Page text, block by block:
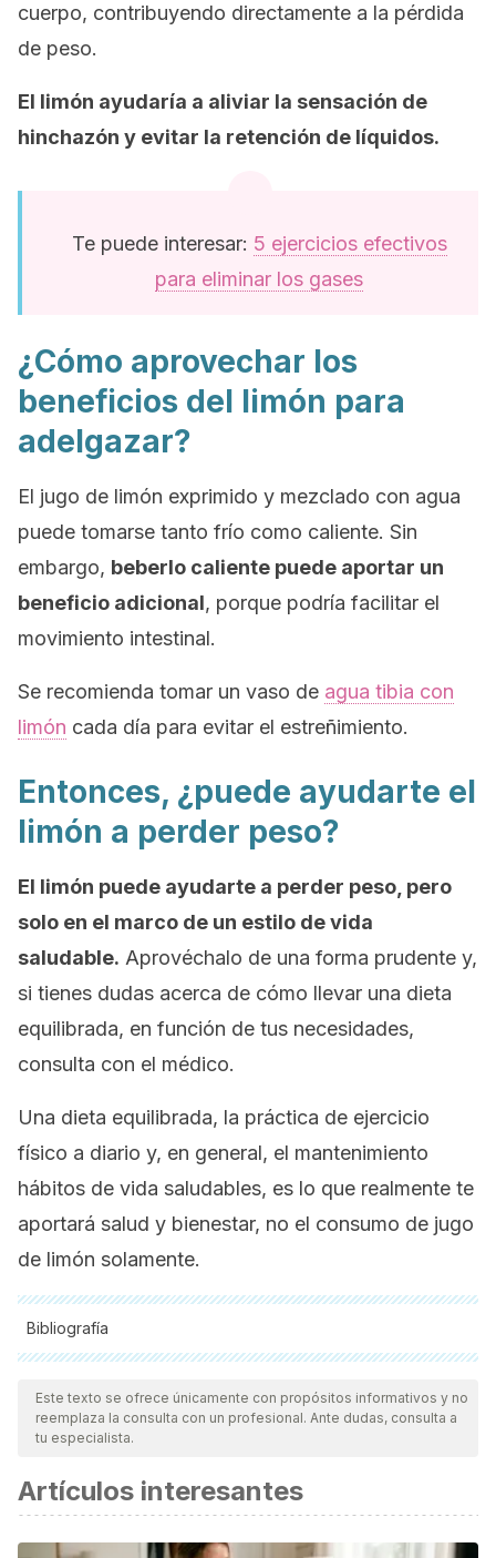
cuerpo, contribuyendo directamente a la pérdida
de peso.
El limón ayudaría a aliviar la sensación de
hinchazón y evitar la retención de líquidos.
Te puede interesar: 5 ejercicios efectivos
para eliminar los gases
¿Cómo aprovechar los
beneficios del limón para
adelgazar?
El jugo de limón exprimido y mezclado con agua
puede tomarse tanto frío como caliente. Sin
embargo, beberlo caliente puede aportar un
beneficio adicional, porque podría facilitar el
movimiento intestinal.
Se recomienda tomar un vaso de agua tibia con
limón cada día para evitar el estreñimiento.
Entonces, ¿puede ayudarte el
limón a perder peso?
El limón puede ayudarte a perder peso, pero
solo en el marco de un estilo de vida
saludable. Aprovéchalo de una forma prudente y,
si tienes dudas acerca de cómo llevar una dieta
equilibrada, en función de tus necesidades,
consulta con el médico.
Una dieta equilibrada, la práctica de ejercicio
físico a diario y, en general, el mantenimiento
hábitos de vida saludables, es lo que realmente te
aportará salud y bienestar, no el consumo de jugo
de limón solamente.
Bibliografía
Todas las fuentes citadas fueron revisadas a profundidad por
nuestro equipo, para asegurar su calidad, confiabilidad,
vigencia y validez.La bibliografía de este artículo fue
científica.
Fukuchi, Y., Hiramitsu, M., Okada, M., Hayashi, S., Nabeno,
Y., Osawa, T., & Naito, M. (2008). “Lemon Polyphenols
Este texto se ofrece únicamente con propósitos informativos y no
reemplaza la consulta con un profesional. Ante dudas, consulta a
tu especialista.
Artículos interesantes